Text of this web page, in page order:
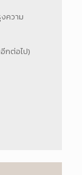
ความ
กต่อไป)